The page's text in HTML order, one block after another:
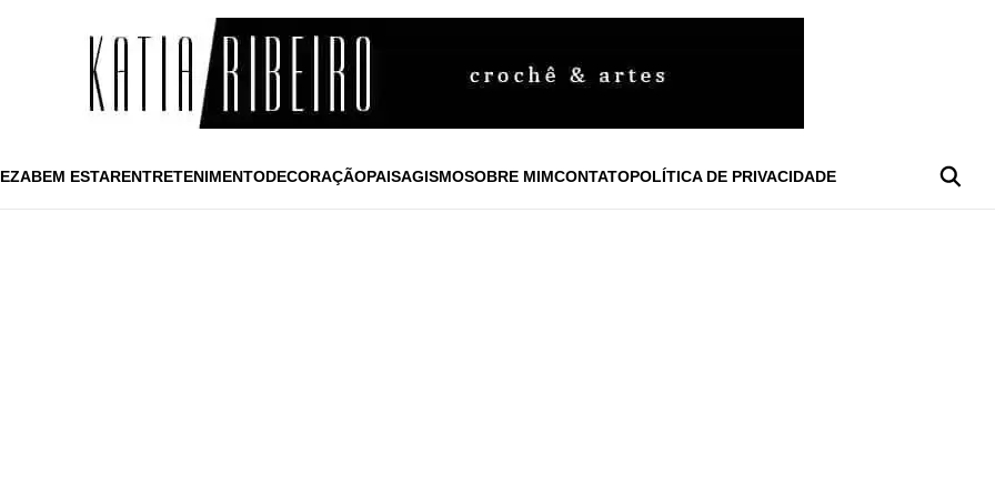
BEM ESTARENTRETENIMENTODECORAÇÃOPAISAGISMOSOBRE MIMCONTATOPOLÍTICA DE PRIVACIDADE